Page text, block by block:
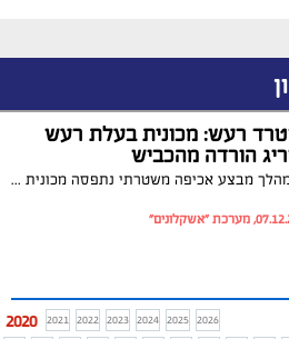
רעש: מכונית בעלת רעש
הורדה מהכביש
במהלך מבצע אכיפה משטרתי נתפסה מכונית בעלת רעש חריג ממערכת הפליטה שלה. צפו בתיעוד
מערכת "אשקלונים"
2020 2021 2022 2023 2024 2025 2026